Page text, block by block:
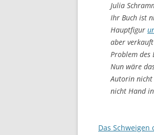
Julia
Ihr Buch ist
Hauptfigur
aber
Problem des
Nun wäre
Autorin nicht
nicht Hand
Das Schweigen